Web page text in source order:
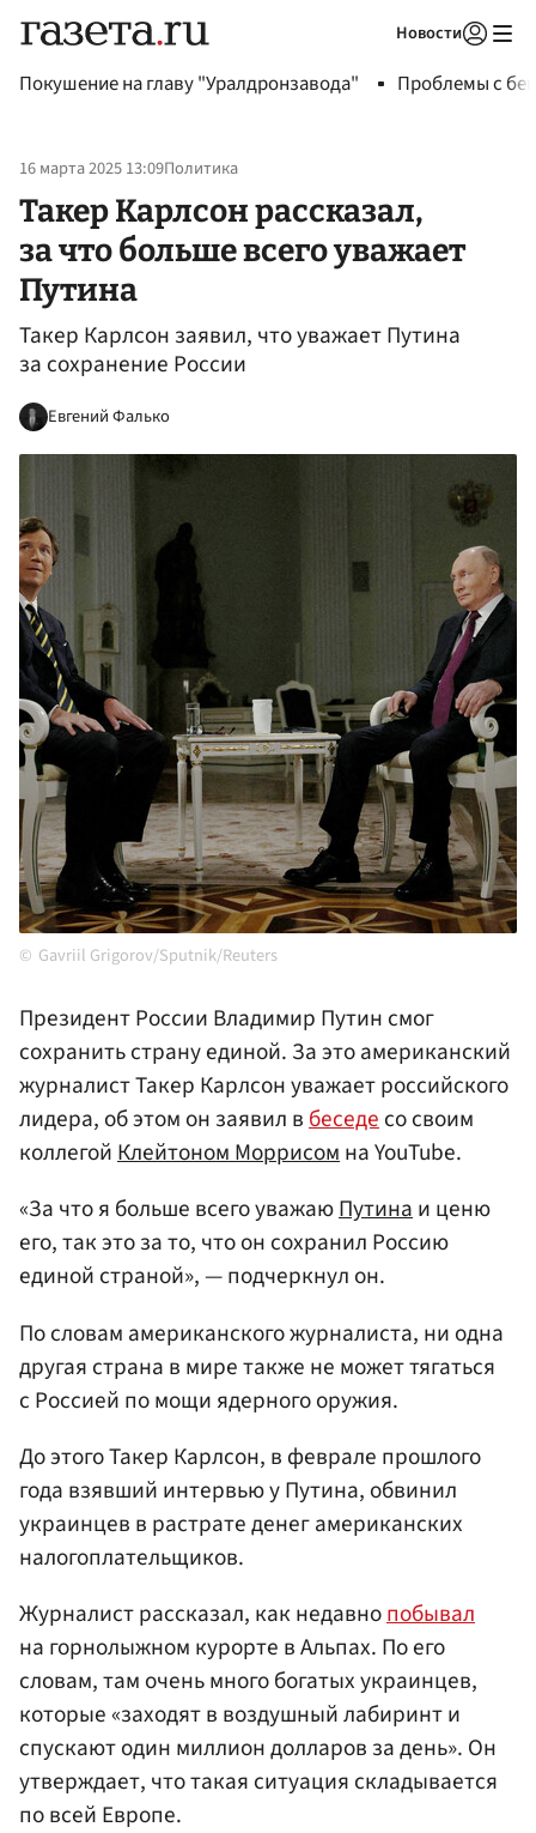
Новости
Покушение на главу "Уралдронзавода" Проблемы с
16 марта 2025 13:09Политика
Такер Карлсон рассказал,
за что больше всего уважает
Путина
Такер Карлсон заявил, что уважает Путина
за сохранение России
Евгений Фалько
Gavriil Grigorov/Sputnik/Reuters
Президент России Владимир Путин смог
сохранить страну единой. За это американский
журналист Такер Карлсон уважает российского
лидера, об этом он заявил вбеседесо своим
коллегойКлейтоном Моррисомна YouTube.
«За что я больше всего уважаюПутинаи ценю
его, так это за то, что он сохранил Россию
единой страной», — подчеркнул он.
По словам американского журналиста, ни одна
другая страна в мире также не может тягаться
с Россией по мощи ядерного оружия.
До этого Такер Карлсон, в феврале прошлого
года взявший интервью у Путина, обвинил
украинцев в растрате денег американских
налогоплательщиков.
Журналист рассказал, как недавнопобывал
на горнолыжном курорте в Альпах. По его
словам, там очень много богатых украинцев,
которые «заходят в воздушный лабиринт и
спускают один миллион долларов за день». Он
утверждает, что такая ситуация складывается
по всей Европе.